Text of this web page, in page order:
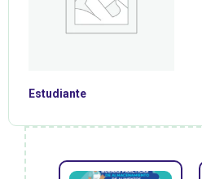
Estudiante